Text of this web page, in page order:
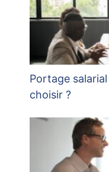
Portage
choisir ?